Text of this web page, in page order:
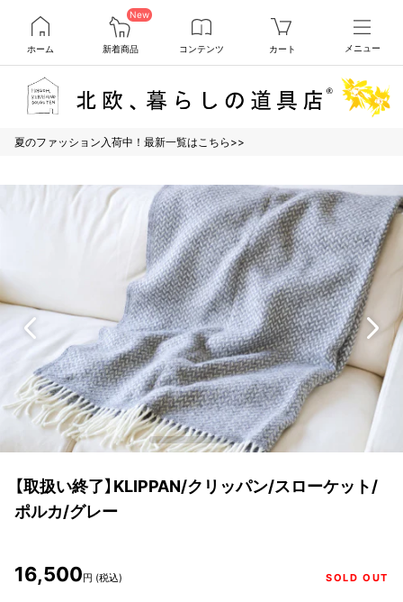
ホーム
New
新着商品 コンテンツ カート メニュー
夏のファッション入荷中！最新一覧はこちら>>
【取扱い終了】KLIPPAN/クリッパン/スローケット/
ポルカ/グレー
16,500円 (税込) SOLD OUT